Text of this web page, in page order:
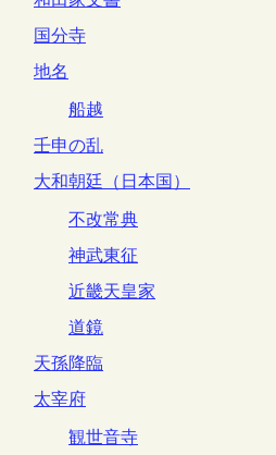
国分寺
地名
船越
壬申の乱
大和朝廷（日本国）
不改常典
神武東征
近畿天皇家
道鏡
天孫降臨
太宰府
観世音寺